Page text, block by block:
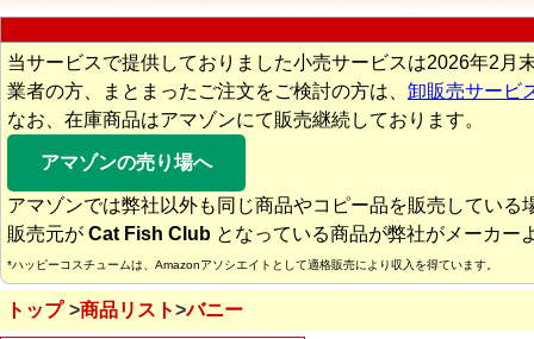
当サービスで提供しておりました小売サービスは2026年2月
業者の方、まとまったご注文をご検討の方は、 卸販売サービ
なお、在庫商品はアマゾンにて販売継続しております。
アマゾンの売り場へ
アマゾンでは弊社以外も同じ商品やコピー品を販売している
販売元が Cat Fish Club となっている商品が弊社がメーカー
*ハッピーコスチュームは、Amazonアソシエイトとして適格販売により収入を得ています。
トップ 商品リスト バニー